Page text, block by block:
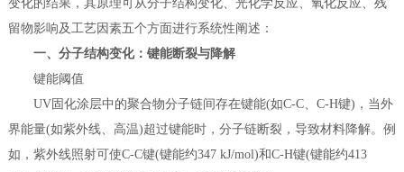
变化的结果，其原理可从分子结构变化、光化学反应、氧化反应、残
留物影响及工艺因素五个方面进行系统性阐述：
一、分子结构变化：键能断裂与降解
键能阈值
UV固化涂层中的聚合物分子链间存在键能(如C-C、C-H键)，当外
界能量(如紫外线、高温)超过键能时，分子链断裂，导致材料降解。例
如，紫外线照射可使C-C键(键能约347 kJ/mol)和C-H键(键能约413